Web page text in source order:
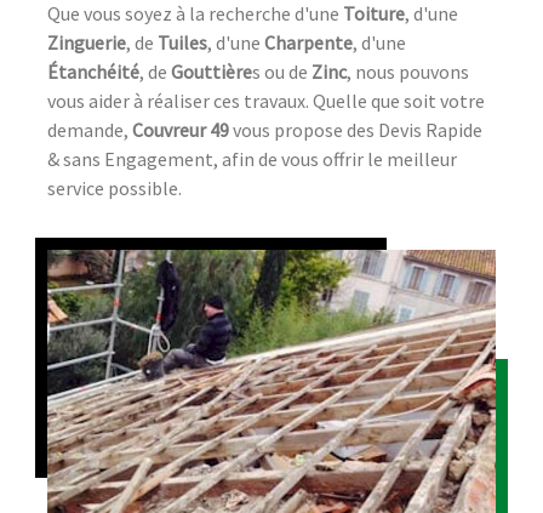
Que vous soyez à la recherche d'une Toiture, d'une
Zinguerie, de Tuiles, d'une Charpente, d'une
Étanchéité, de Gouttières ou de Zinc, nous pouvons
vous aider à réaliser ces travaux. Quelle que soit votre
demande, Couvreur 49vous propose des Devis Rapide
& sans Engagement, afin de vous offrir le meilleur
service possible.